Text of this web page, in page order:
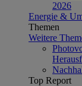
2026
Energie &
Themen
Weitere
Top Report